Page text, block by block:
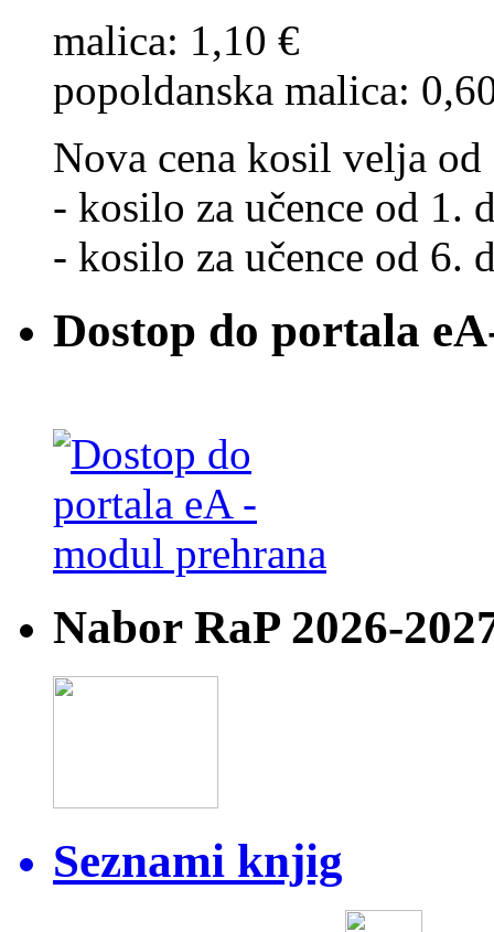
malica: 1,10 €
popoldanska malica:
Nova cena kosil velja
- kosilo za učence od 1.
- kosilo za učence od 6.
Dostop do portala
Nabor RaP 2026-
Seznami knjig